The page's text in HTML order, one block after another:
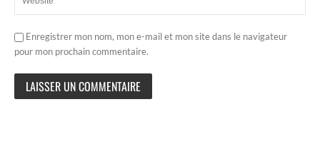
Enregistrer mon nom, mon e-mail et mon site dans le navigateur
pour mon prochain commentaire.